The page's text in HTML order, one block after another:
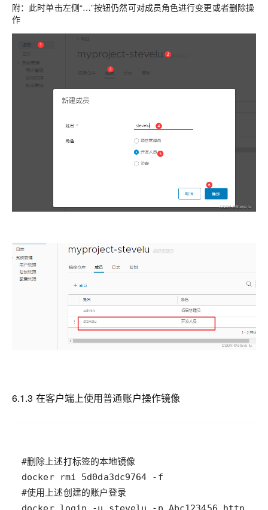
附：此时单击左侧“…”按钮仍然可对成员角色进行变更或者删除操
作
6.1.3 在客户端上使用普通账户操作镜像